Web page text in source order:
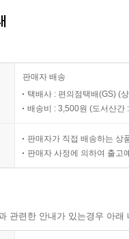
기, 그리고 카야부키를
ENDLESS∞GIG
하나일 뿐이며, 또 다른
과를 청산하는 9과. 그리고
판매자 배송
택배사 : 편의점택배(GS) (
배송비 : 3,500원 (도서산간
판매자가 직접 배송하는 상
판매자 사정에 의하여 출고
관련한 안내가 있는경우 아